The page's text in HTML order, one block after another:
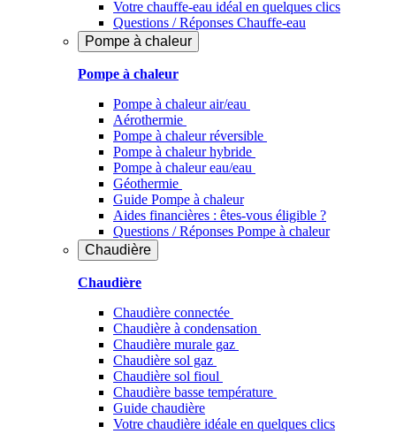
Votre chauffe-eau idéal en quelques clics
Questions / Réponses Chauffe-eau
Pompe à chaleur
Pompe à chaleur
Pompe à chaleur air/eau
Aérothermie
Pompe à chaleur réversible
Pompe à chaleur hybride
Pompe à chaleur​ eau/eau
Géothermie
Guide Pompe à chaleur
Aides financières : êtes-vous éligible ?
Questions / Réponses Pompe à chaleur
Chaudière
Chaudière
Chaudière connectée
Chaudière à condensation
Chaudière murale gaz
Chaudière sol gaz
Chaudière sol fioul
Chaudière basse température
Guide chaudière
Votre chaudière idéale en quelques clics